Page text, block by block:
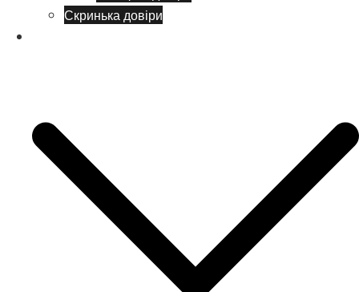
Скринька довіри